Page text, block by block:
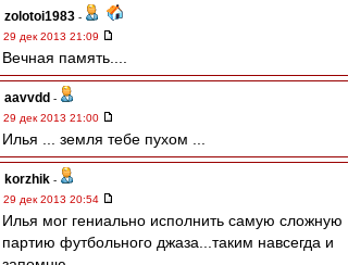
zolotoi1983 -
29 дек 2013 21:09
Вечная память....
aavvdd -
29 дек 2013 21:00
Илья ... земля тебе пухом ...
korzhik -
29 дек 2013 20:54
Илья мог гениально исполнить самую сложную
партию футбольного джаза...таким навсегда и